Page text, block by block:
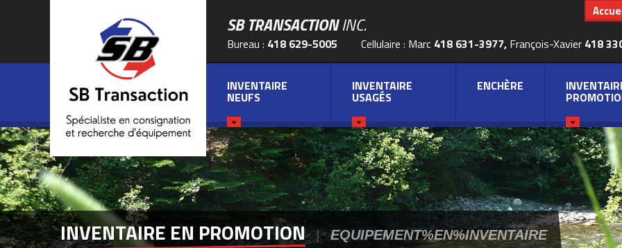
SB TRANSACTIONINC.
Bureau : 418 629-5005 Cellulaire : Marc 418 631-3977, François-Xavier 418
INVENTAIRE
NEUFS
INVENTAIRE
USAGÉS
ENCHÈRE
INVENTAIRE EN PROMOTION | EQUIPEMENT%EN%INVENTAIRE